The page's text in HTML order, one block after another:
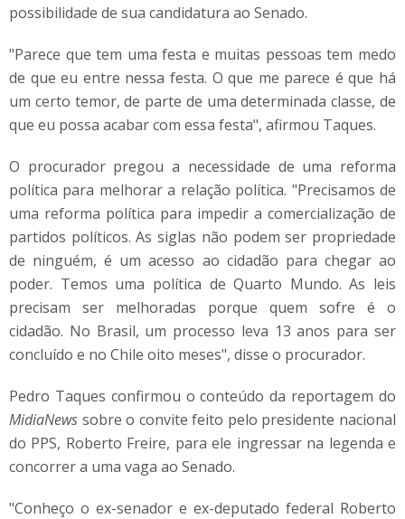
possibilidade de sua candidatura ao Senado.
"Parece que tem uma festa e muitas pessoas tem medo
de que eu entre nessa festa. O que me parece é que há
um certo temor, de parte de uma determinada classe, de
que eu possa acabar com essa festa", afirmou Taques.
O procurador pregou a necessidade de uma reforma
política para melhorar a relação política. "Precisamos de
uma reforma política para impedir a comercialização de
partidos políticos. As siglas não podem ser propriedade
de ninguém, é um acesso ao cidadão para chegar ao
poder. Temos uma política de Quarto Mundo. As leis
precisam ser melhoradas porque quem sofre é o
cidadão. No Brasil, um processo leva 13 anos para ser
concluído e no Chile oito meses", disse o procurador.
Pedro Taques confirmou o conteúdo da reportagem do
MidiaNews sobre o convite feito pelo presidente nacional
do PPS, Roberto Freire, para ele ingressar na legenda e
concorrer a uma vaga ao Senado.
"Conheço o ex-senador e ex-deputado federal Roberto